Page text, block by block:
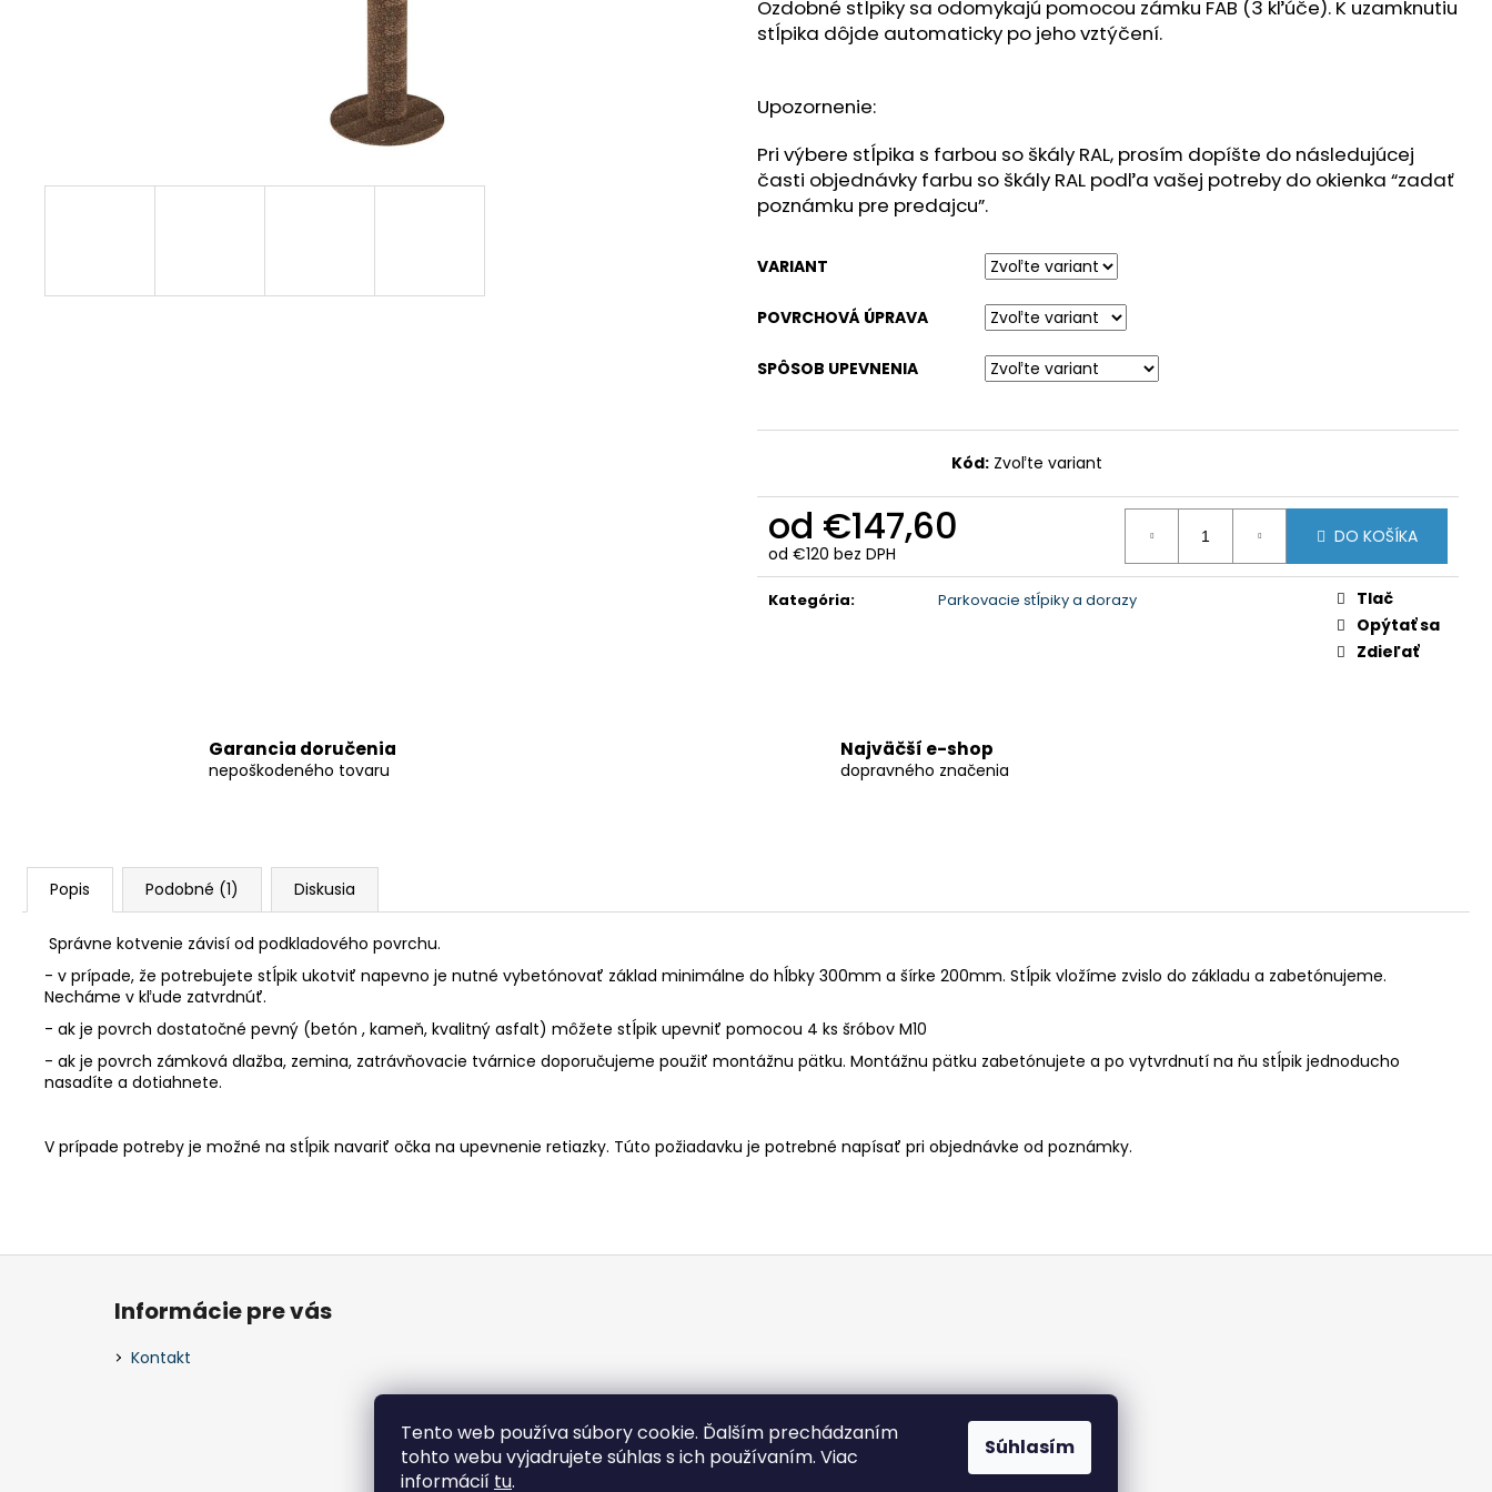
Tento web používa súbory cookie. Ďalším prechádzaním
tohto webu vyjadrujete súhlas s ich používaním. Viac
informácií tu.
Súhlasím
Ozdobné stĺpiky sa odomykajú pomocou zámku FAB (3 kľúče). K uzamknutiu
stĺpika dôjde automaticky po jeho vztýčení.
Upozornenie:
Pri výbere stĺpika s farbou so škály RAL, prosím dopíšte do následujúcej
časti objednávky farbu so škály RAL podľa vašej potreby do okienka “zadať
poznámku pre predajcu”.
VARIANT
POVRCHOVÁ ÚPRAVA
SPÔSOB UPEVNENIA
Kód: Zvoľte variant
od €147,60
od €120 bez DPH
Jednotková
cena:
DO KOŠÍKA
Kategória: Parkovacie stĺpiky a dorazy
Tlač
Opýtať sa
Zdieľať
Garancia doručenia
nepoškodeného tovaru
Najväčší e-shop
dopravného značenia
Popis Podobné (1) Diskusia
Správne kotvenie závisí od podkladového povrchu.
- v prípade, že potrebujete stĺpik ukotviť napevno je nutné vybetónovať základ minimálne do hĺbky 300mm a šírke 200mm. Stĺpik vložíme zvislo do základu a zabetónujeme.
Necháme v kľude zatvrdnúť.
- ak je povrch dostatočné pevný (betón , kameň, kvalitný asfalt) môžete stĺpik upevniť pomocou 4 ks šróbov M10
- ak je povrch zámková dlažba, zemina, zatrávňovacie tvárnice doporučujeme použiť montážnu pätku. Montážnu pätku zabetónujete a po vytvrdnutí na ňu stĺpik jednoducho
nasadíte a dotiahnete.
V prípade potreby je možné na stĺpik navariť očka na upevnenie retiazky. Túto požiadavku je potrebné napísať pri objednávke od poznámky.
KÔŠ NA TRIEDENÝ ODPAD
€1 008,60
Z
Informácie pre vás
Kontakt